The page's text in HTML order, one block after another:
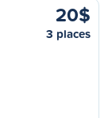
20$
3 places